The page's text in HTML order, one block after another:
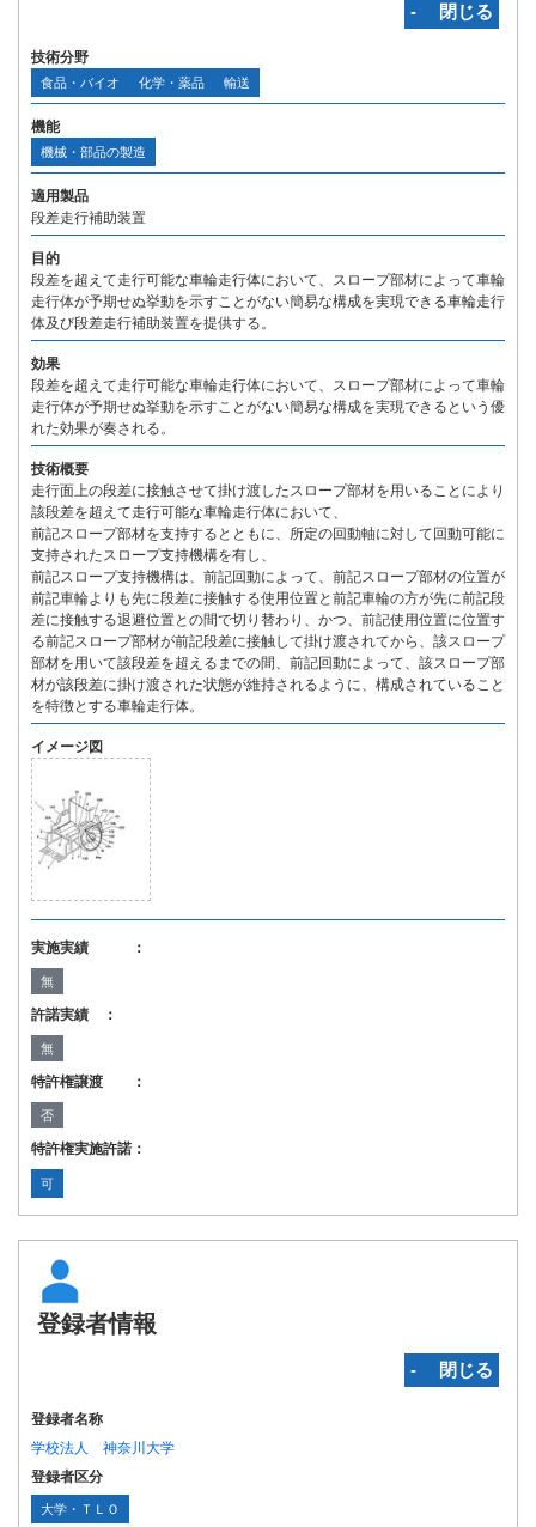
‐ 閉じる
技術分野
食品・バイオ 化学・薬品 輸送
機能
機械・部品の製造
適用製品
段差走行補助装置
目的
段差を超えて走行可能な車輪走行体において、スロープ部材によって車輪
走行体が予期せぬ挙動を示すことがない簡易な構成を実現できる車輪走行
体及び段差走行補助装置を提供する。
効果
段差を超えて走行可能な車輪走行体において、スロープ部材によって車輪
走行体が予期せぬ挙動を示すことがない簡易な構成を実現できるという優
れた効果が奏される。
技術概要
走行面上の段差に接触させて掛け渡したスロープ部材を用いることにより
該段差を超えて走行可能な車輪走行体において、
前記スロープ部材を支持するとともに、所定の回動軸に対して回動可能に
支持されたスロープ支持機構を有し、
前記スロープ支持機構は、前記回動によって、前記スロープ部材の位置が
前記車輪よりも先に段差に接触する使用位置と前記車輪の方が先に前記段
差に接触する退避位置との間で切り替わり、かつ、前記使用位置に位置す
る前記スロープ部材が前記段差に接触して掛け渡されてから、該スロープ
部材を用いて該段差を超えるまでの間、前記回動によって、該スロープ部
材が該段差に掛け渡された状態が維持されるように、構成されていること
を特徴とする車輪走行体。
イメージ図
実施実績 ：
無
許諾実績 ：
無
特許権譲渡 ：
否
特許権実施許諾：
可
登録者情報
‐ 閉じる
登録者名称
学校法人 神奈川大学
登録者区分
大学・ＴＬＯ